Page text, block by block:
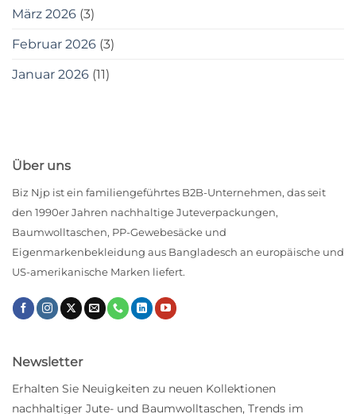
März 2026 (3)
Februar 2026 (3)
Januar 2026 (11)
Über uns
Biz Njp ist ein familiengeführtes B2B-Unternehmen, das seit
den 1990er Jahren nachhaltige Juteverpackungen,
Baumwolltaschen, PP-Gewebesäcke und
Eigenmarkenbekleidung aus Bangladesch an europäische und
US-amerikanische Marken liefert.
Newsletter
Erhalten Sie Neuigkeiten zu neuen Kollektionen
nachhaltiger Jute- und Baumwolltaschen, Trends im